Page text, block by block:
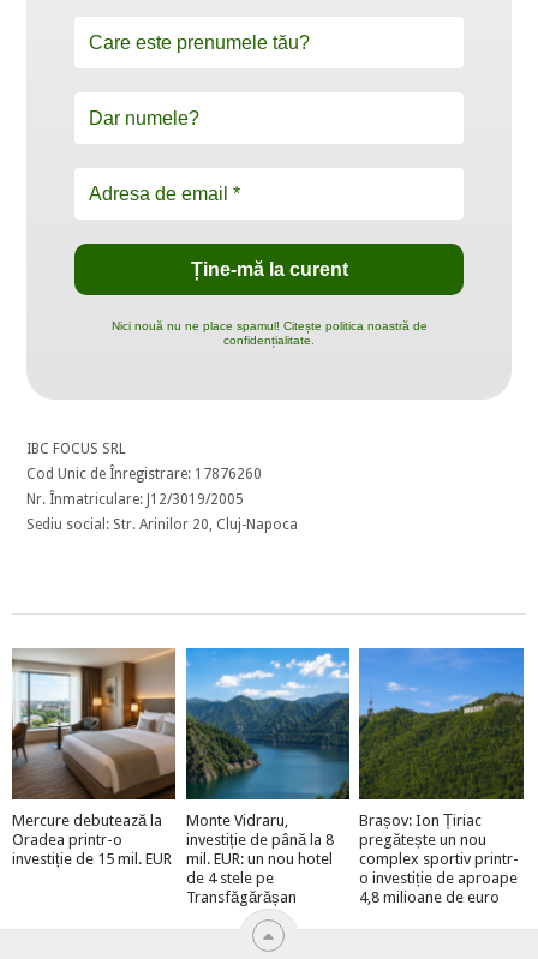
Nici nouă nu ne place spamul! Citește politica noastră de
confidențialitate.
IBC FOCUS SRL
Cod Unic de Înregistrare: 17876260
Nr. Înmatriculare: J12/3019/2005
Sediu social: Str. Arinilor 20, Cluj-Napoca
Mercure debutează la
Oradea printr-o
investiție de 15 mil. EUR
Monte Vidraru,
investiție de până la 8
mil. EUR: un nou hotel
de 4 stele pe
Transfăgărășan
Brașov: Ion Țiriac
pregătește un nou
complex sportiv printr-
o investiție de aproape
4,8 milioane de euro